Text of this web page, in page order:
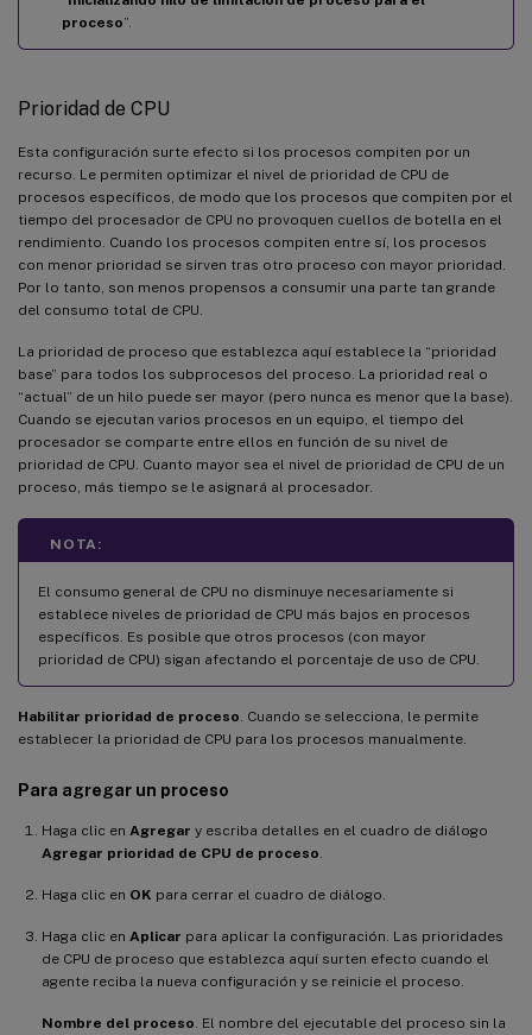
proceso”.
Prioridad de CPU
Esta configuración surte efecto si los procesos compiten por un
recurso. Le permiten optimizar el nivel de prioridad de CPU de
procesos específicos, de modo que los procesos que compiten por el
tiempo del procesador de CPU no provoquen cuellos de botella en el
rendimiento. Cuando los procesos compiten entre sí, los procesos
con menor prioridad se sirven tras otro proceso con mayor prioridad.
Por lo tanto, son menos propensos a consumir una parte tan grande
del consumo total de CPU.
La prioridad de proceso que establezca aquí establece la “prioridad
base” para todos los subprocesos del proceso. La prioridad real o
“actual” de un hilo puede ser mayor (pero nunca es menor que la base).
Cuando se ejecutan varios procesos en un equipo, el tiempo del
procesador se comparte entre ellos en función de su nivel de
prioridad de CPU. Cuanto mayor sea el nivel de prioridad de CPU de un
proceso, más tiempo se le asignará al procesador.
NOTA:
El consumo general de CPU no disminuye necesariamente si
establece niveles de prioridad de CPU más bajos en procesos
específicos. Es posible que otros procesos (con mayor
prioridad de CPU) sigan afectando el porcentaje de uso de CPU.
Habilitar prioridad de proceso . Cuando se selecciona, le permite
establecer la prioridad de CPU para los procesos manualmente.
Para agregar un proceso
Haga clic en Agregar y escriba detalles en el cuadro de diálogo
Agregar prioridad de CPU de proceso
Haga clic en OK para cerrar el cuadro de diálogo.
Haga clic en Aplicar para aplicar la configuración. Las prioridades
de CPU de proceso que establezca aquí surten efecto cuando el
agente reciba la nueva configuración y se reinicie el proceso.
Nombre del proceso . El nombre del ejecutable del proceso sin la